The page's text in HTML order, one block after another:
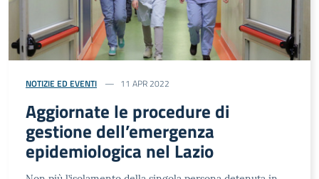
NOTIZIE ED EVENTI 11 APR 2022
Aggiornate le procedure di
gestione dell’emergenza
epidemiologica nel Lazio